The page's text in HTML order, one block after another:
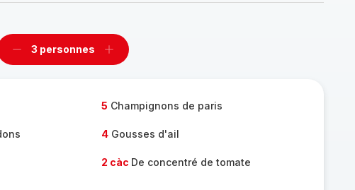
Supprimer
3 personnes
Ajouter
5 Champignons de paris
4Gousses d'ail
2 càc De concentré de tomate